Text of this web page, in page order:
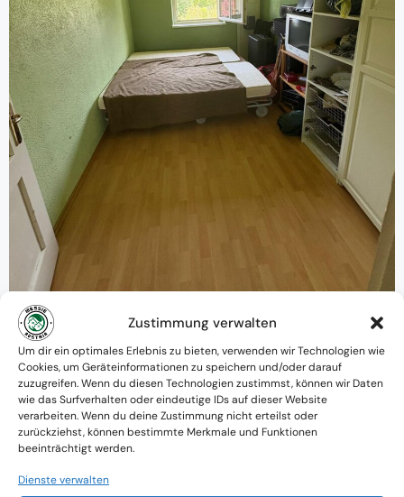
Zustimmung verwalten
Um dir ein optimales Erlebnis zu bieten, verwenden wir Technologien wie
Cookies, um Geräteinformationen zu speichern und/oder darauf
zuzugreifen. Wenn du diesen Technologien zustimmst, können wir Daten
wie das Surfverhalten oder eindeutige IDs auf dieser Website
verarbeiten. Wenn du deine Zustimmung nicht erteilst oder
zurückziehst, können bestimmte Merkmale und Funktionen
beeinträchtigt werden.
Dienste verwalten
Warum MessieAustria ?
Ein Team mit psychologischem
Verständnis und praktischem Know-how
Verfügbarkeit: Österreichweit
Absolute Diskretion & keine